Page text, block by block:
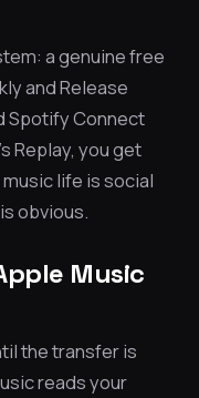
a genuine free
and Release
Spotify Connect
Replay, you get
life is social
obvious.
Music
the transfer is
reads your